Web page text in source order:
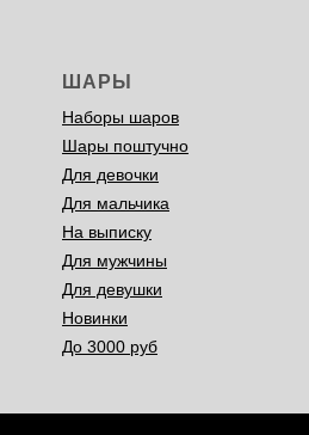
ШАРЫ
Наборы шаров
Шары поштучно
Для девочки
Для мальчика
На выписку
Для мужчины
Для девушки
Новинки
До 3000 руб